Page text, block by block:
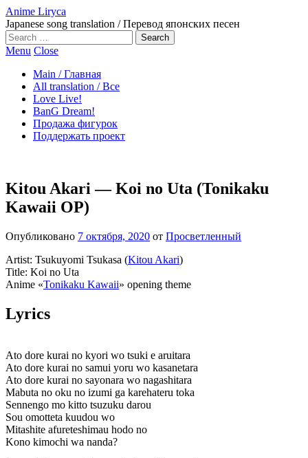
Anime Liryca
Japanese song translation / Перевод японских песен
Search
on:
Menu Close
Main / Главная
All translation / Все
Love Live!
BanG Dream!
Продажа фигурок
Поддержать проект
Kitou Akari — Koi no Uta (Tonikaku
Kawaii OP)
Опубликовано 7 октября, 2020 от Просветленный
Artist: Tsukuyomi Tsukasa (Kitou Akari)
Title: Koi no Uta
Anime «Tonikaku Kawaii» opening theme
Lyrics
Ato dore kurai no kyori wo tsuki e aruitara
Ato dore kurai no samui yoru wo kasanetara
Ato dore kurai no sayonara wo nagashitara
Mabuta no oku no izumi ga karehateru toka
Sennengo mo kitto tsuzuku darou
Sou omotteta kuudou wo
Mitashite afureteshimau hodo no
Kono kimochi wa nanda?